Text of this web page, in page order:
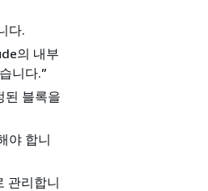
다.
의 내부
니다.”
된 블록을
야 합니
관리합니